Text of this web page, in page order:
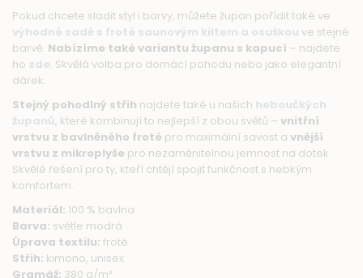
Pokud chcete sladit styl i barvy, můžete župan pořídit také ve
výhodné sadě s froté saunovým kiltem a osuškou ve stejné
barvě. Nabízíme také variantu županu s kapucí – najdete
ho zde. Skvělá volba pro domácí pohodu nebo jako elegantní
dárek.
Stejný pohodlný střih najdete také u našich heboučkých
županů, které kombinují to nejlepší z obou světů – vnitřní
vrstvu z bavlněného froté pro maximální savost a vnější
vrstvu z mikroplyše pro nezaměnitelnou jemnost na dotek.
Skvělé řešení pro ty, kteří chtějí spojit funkčnost s hebkým
komfortem.
Materiál: 100 % bavlna
Barva: světle modrá
Úprava textilu: froté
Střih: kimono, unisex
Gramáž: 380 g/m²